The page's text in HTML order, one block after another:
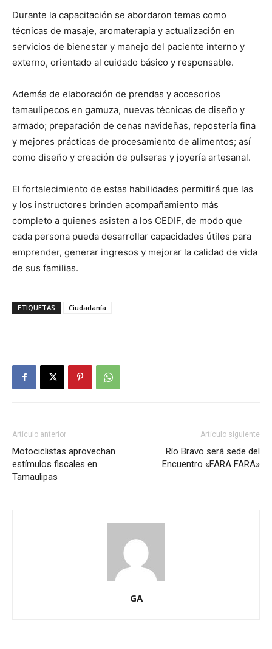
Durante la capacitación se abordaron temas como
técnicas de masaje, aromaterapia y actualización en
servicios de bienestar y manejo del paciente interno y
externo, orientado al cuidado básico y responsable.
Además de elaboración de prendas y accesorios
tamaulipecos en gamuza, nuevas técnicas de diseño y
armado; preparación de cenas navideñas, repostería fina
y mejores prácticas de procesamiento de alimentos; así
como diseño y creación de pulseras y joyería artesanal.
El fortalecimiento de estas habilidades permitirá que las
y los instructores brinden acompañamiento más
completo a quienes asisten a los CEDIF, de modo que
cada persona pueda desarrollar capacidades útiles para
emprender, generar ingresos y mejorar la calidad de vida
de sus familias.
ETIQUETAS Ciudadanía
Artículo anterior
Motociclistas aprovechan
estímulos fiscales en
Tamaulipas
Artículo siguiente
Río Bravo será sede del
Encuentro «FARA FARA»
GA